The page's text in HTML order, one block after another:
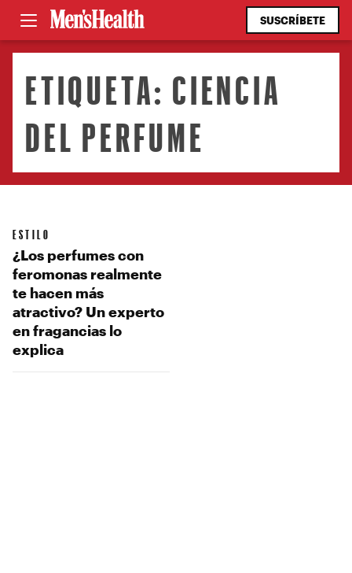
SUSCRÍBETE
ETIQUETA: CIENCIA
DEL PERFUME
ESTILO
¿Los perfumes con
feromonas realmente
te hacen más
atractivo? Un experto
en fragancias lo
explica